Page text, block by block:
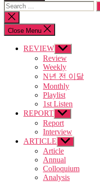
Search
for:
Close
search
Close Menu
REVIEW Show
sub
menu
Review
Weekly
N년 전 이달
Monthly
Playlist
1st Listen
REPORT Show
sub
menu
Report
Interview
ARTICLE Show
sub
menu
Article
Annual
Colloquium
Analysis